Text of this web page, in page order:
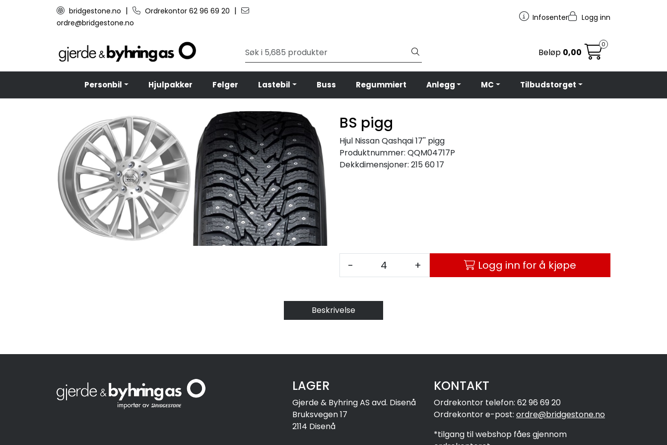
Skip to main contentbridgestone.no | Ordrekontor 62 96 69 20 |
ordre@bridgestone.no
Infosenter Logg inn
Beløp 0,00
0
Personbil Hjulpakker Felger Lastebil Buss Regummiert Anlegg MC Tilbudstorget
BS pigg
Hjul Nissan Qashqai 17'' pigg
Produktnummer: QQM04717P
Dekkdimensjoner: 215 60 17
- + Logg inn for å kjøpe
Beskrivelse
LAGER
Gjerde & Byhring AS avd. Disenå
Bruksvegen 17
2114 Disenå
KONTAKT
Ordrekontor telefon: 62 96 69 20
Ordrekontor e-post: ordre@bridgestone.no
*tilgang til webshop fåes gjennom